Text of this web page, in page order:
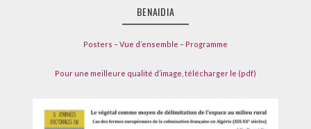
BENAIDIA
Posters – Vue d’ensemble – Programme
Pour une meilleure qualité d’image, télécharger le (pdf)